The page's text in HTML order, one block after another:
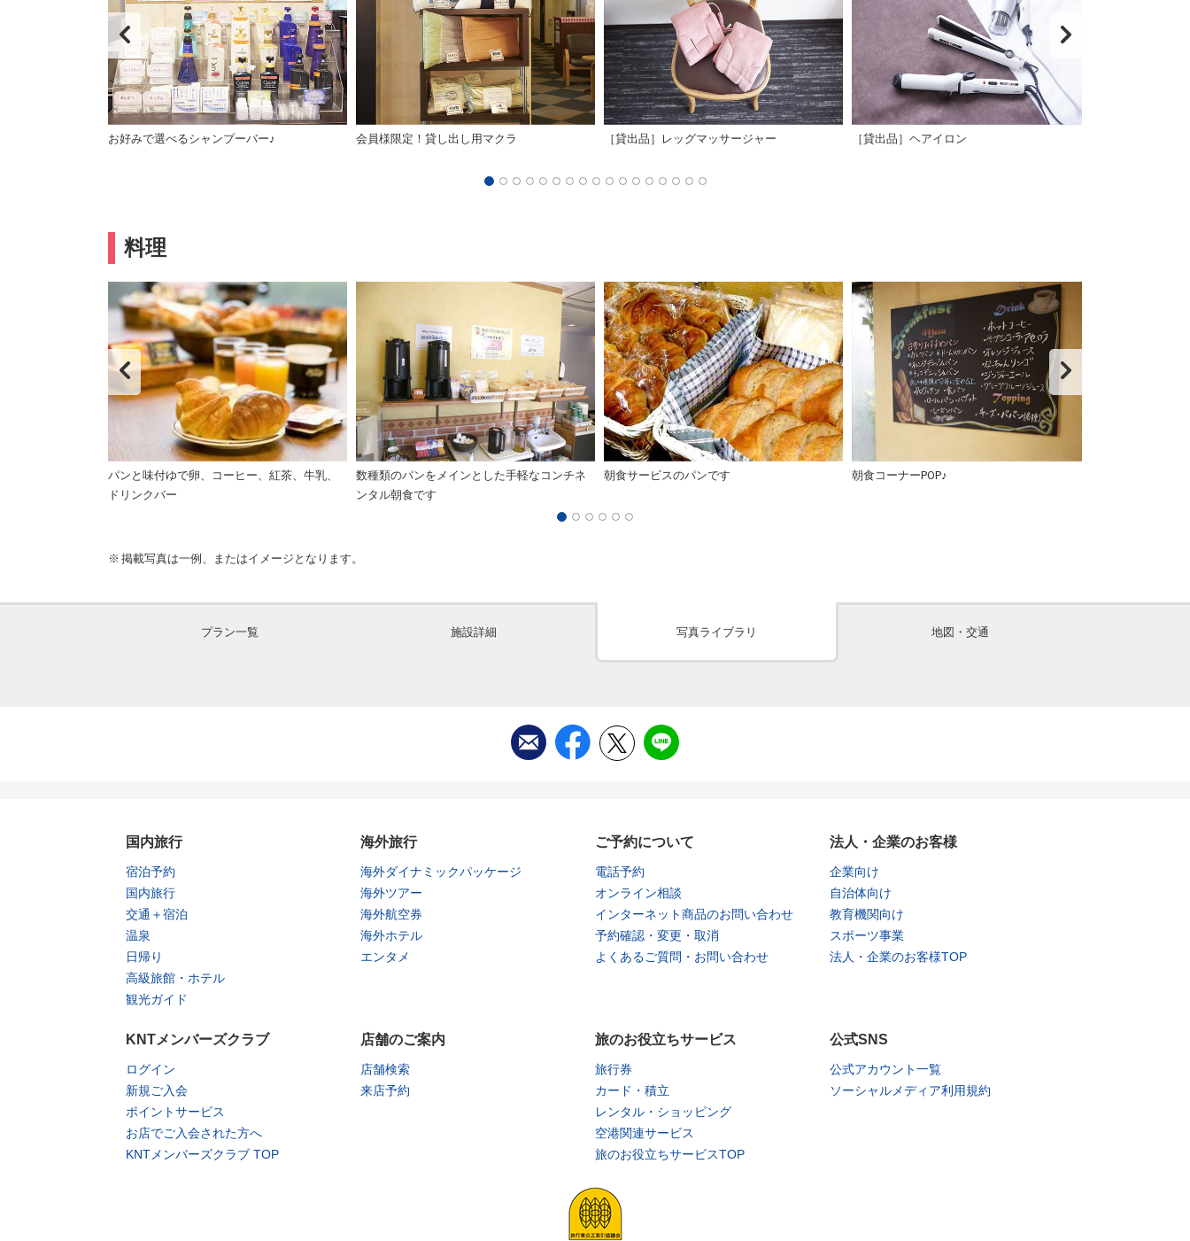
お好みで選べるシャンプーバー♪ 会員様限定！貸し出し用マクラ ［貸出品］レッグマッサージャー ［貸出品］ヘアイロン
料理
パンと味付ゆで卵、コーヒー、紅茶、牛乳、
ドリンクバー
数種類のパンをメインとした手軽なコンチネ
ンタル朝食です
朝食サービスのパンです 朝食コーナーPOP♪
掲載写真は一例、またはイメージとなります。
プラン一覧 施設詳細 写真ライブラリ 地図・交通
国内旅行
宿泊予約
国内旅行
交通＋宿泊
温泉
日帰り
高級旅館・ホテル
観光ガイド
海外旅行
海外ダイナミックパッケージ
海外ツアー
海外航空券
海外ホテル
エンタメ
ご予約について
電話予約
オンライン相談
インターネット商品のお問い合わせ
予約確認・変更・取消
よくあるご質問・お問い合わせ
法人・企業のお客様
企業向け
自治体向け
教育機関向け
スポーツ事業
法人・企業のお客様TOP
KNTメンバーズクラブ
ログイン
新規ご入会
ポイントサービス
お店でご入会された方へ
KNTメンバーズクラブ TOP
店舗のご案内
店舗検索
来店予約
旅のお役立ちサービス
旅行券
カード・積立
レンタル・ショッピング
空港関連サービス
旅のお役立ちサービスTOP
公式SNS
公式アカウント一覧
ソーシャルメディア利用規約